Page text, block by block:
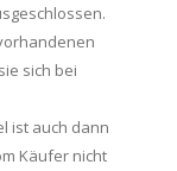
sich bei
ist auch dann
Käufer nicht